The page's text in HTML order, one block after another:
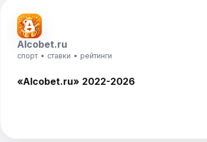
Alcobet.ru
спорт • ставки • рейтинги
«Alcobet.ru» 2022-2026